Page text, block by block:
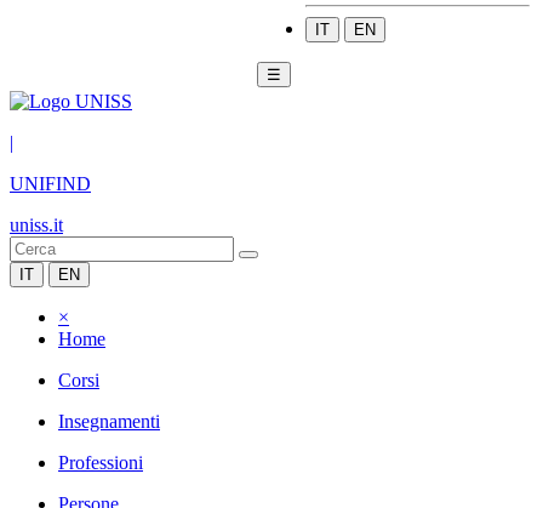
IT EN
☰
|
UNIFIND
uniss.it
IT EN
×
Home
Corsi
Insegnamenti
Professioni
Persone